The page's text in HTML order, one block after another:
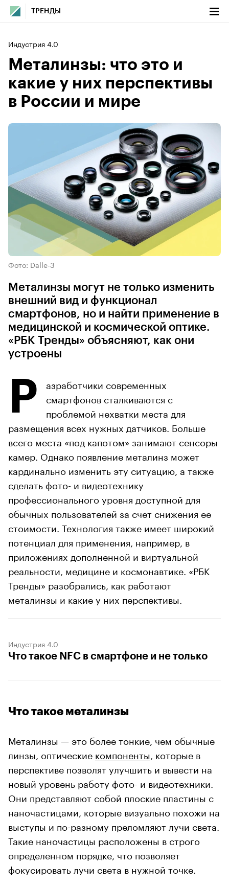
ТРЕНДЫ
Индустрия 4.0
Металинзы: что это и
какие у них перспективы
в России и мире
Фото: Dalle-3
Металинзы могут не только изменить
внешний вид и функционал
смартфонов, но и найти применение в
медицинской и космической оптике.
«РБК Тренды» объясняют, как они
устроены
Р
азработчики современных
смартфонов сталкиваются с
проблемой нехватки места для
размещения всех нужных датчиков. Больше
всего места «под капотом» занимают сенсоры
камер. Однако появление металинз может
кардинально изменить эту ситуацию, а также
сделать фото- и видеотехнику
профессионального уровня доступной для
обычных пользователей за счет снижения ее
стоимости. Технология также имеет широкий
потенциал для применения, например, в
приложениях дополненной и виртуальной
реальности, медицине и космонавтике. «РБК
Тренды» разобрались, как работают
металинзы и какие у них перспективы.
Индустрия 4.0
Что такое NFC в смартфоне и не только
Что такое металинзы
Металинзы — это более тонкие, чем обычные
линзы, оптические компоненты , которые в
перспективе позволят улучшить и вывести на
новый уровень работу фото- и видеотехники.
Они представляют собой плоские пластины с
наночастицами, которые визуально похожи на
выступы и по-разному преломляют лучи света.
Такие наночастицы расположены в строго
определенном порядке, что позволяет
фокусировать лучи света в нужной точке.